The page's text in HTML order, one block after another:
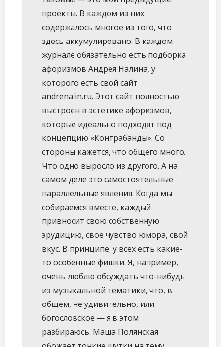
проекты. В каждом из них
содержалось многое из того, что
здесь аккумулировано. В каждом
журнале обязательно есть подборка
афоризмов Андрея Налина, у
которого есть свой сайт
andrenalin.ru. Этот сайт полностью
выстроен в эстетике афоризмов,
которые идеально подходят под
концепцию «Контрабанды». Со
стороны кажется, что общего много.
Что одно выросло из другого. А на
самом деле это самостоятельные
параллельные явления. Когда мы
собираемся вместе, каждый
привносит свою собственную
эрудицию, своё чувство юмора, свой
вкус. В принципе, у всех есть какие-
то особенные фишки. Я, например,
очень люблю обсуждать что-нибудь
из музыкальной тематики, что, в
общем, не удивительно, или
богословское — я в этом
разбираюсь. Маша Полянская